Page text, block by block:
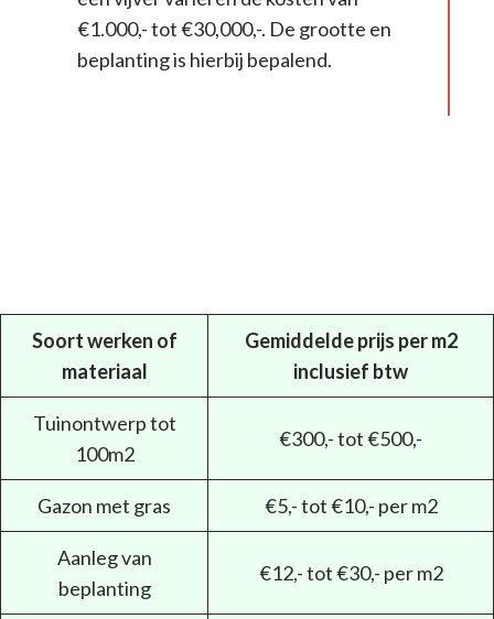
€1.000,- tot €30,000,-. De grootte en
beplanting is hierbij bepalend.
Soort werken of
materiaal
Gemiddelde prijs per m2
inclusief btw
Tuinontwerp tot
100m2
€300,- tot €500,-
Gazon met gras €5,- tot €10,- per m2
Aanleg van
beplanting
€12,- tot €30,- per m2